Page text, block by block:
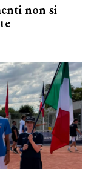
non si